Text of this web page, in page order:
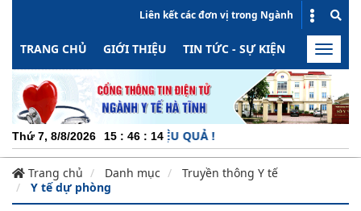
Liên kết các đơn vị trong Ngành
TRANG CHỦ GIỚI THIỆU TIN TỨC - SỰ KIỆN HOẠT
Toggle
Thứ 7, 8/8/2026 15 : 46 : 14
- MINH BẠCH - HIỆU QUẢ !
Trang chủ Danh mục
Truyền thông Y tế
Y tế dự phòng